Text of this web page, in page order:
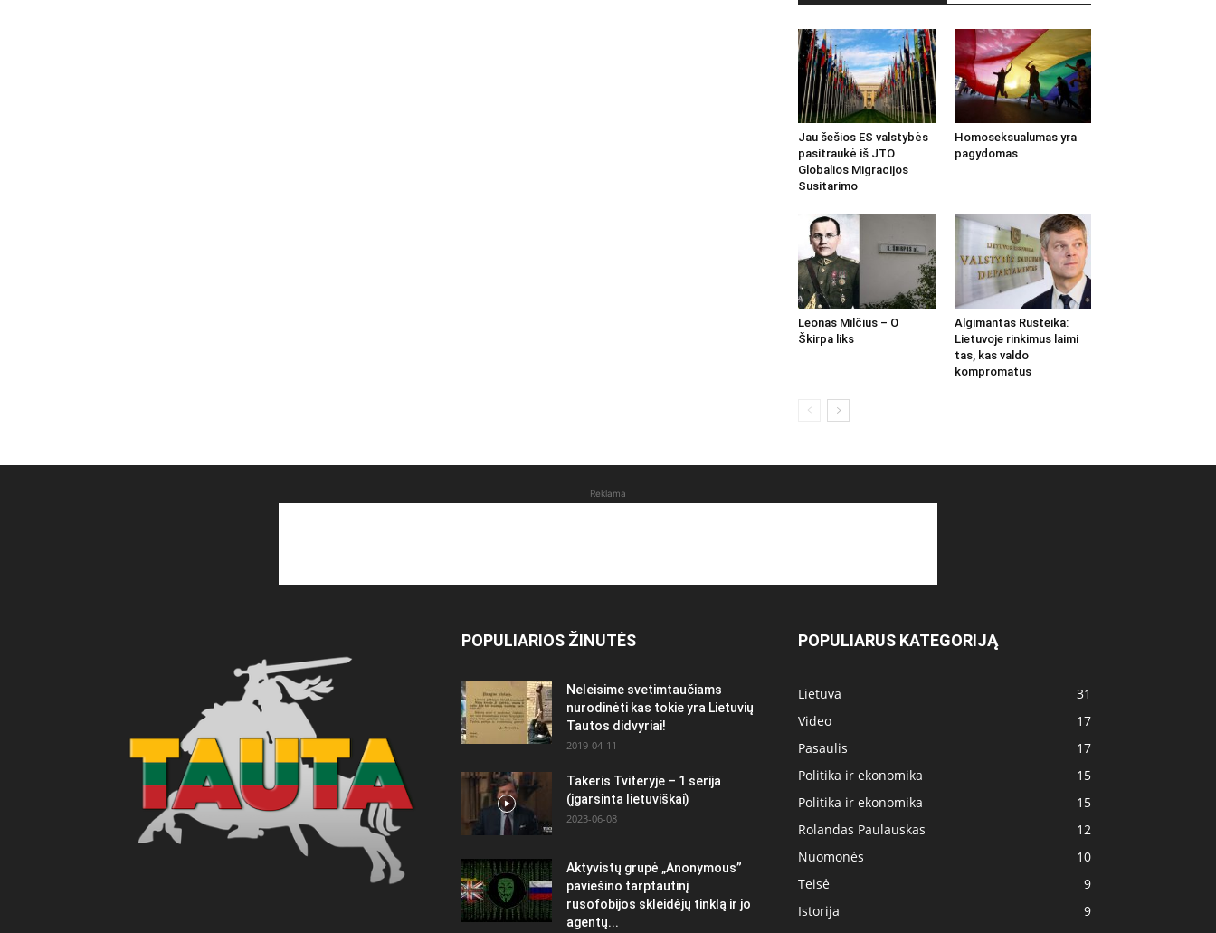
Jau šešios ES valstybės
pasitraukė iš JTO
Globalios Migracijos
Susitarimo
Homoseksualumas yra
pagydomas
Leonas Milčius – O
Škirpa liks
Algimantas Rusteika:
Lietuvoje rinkimus laimi
tas, kas valdo
kompromatus
Reklama
POPULIARIOS ŽINUTĖS
Neleisime svetimtaučiams
nurodinėti kas tokie yra Lietuvių
Tautos didvyriai!
2019-04-11
Takeris Tviteryje – 1 serija
(įgarsinta lietuviškai)
2023-06-08
Aktyvistų grupė „Anonymous”
paviešino tarptautinį
rusofobijos skleidėjų tinklą ir jo
agentų...
POPULIARUS KATEGORIJĄ
Lietuva
31
Video
17
Pasaulis
17
Politika ir ekonomika
15
Politika ir ekonomika
15
Rolandas Paulauskas
12
Nuomonės
10
Teisė
9
Istorija
9